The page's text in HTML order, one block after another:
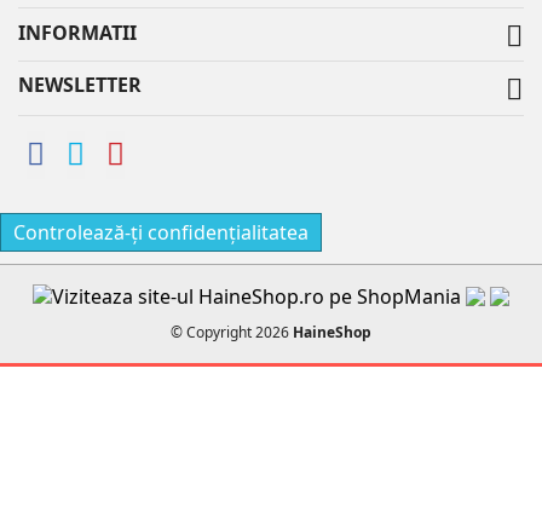
INFORMATII 
NEWSLETTER 
Controlează-ți confidențialitatea
© Copyright 2026 HaineShop